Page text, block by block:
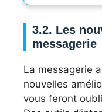
3.2. Les
messagerie
La messagerie
nouvelles
vous feront